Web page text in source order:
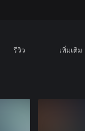
รีวิว เพิ่มเติม